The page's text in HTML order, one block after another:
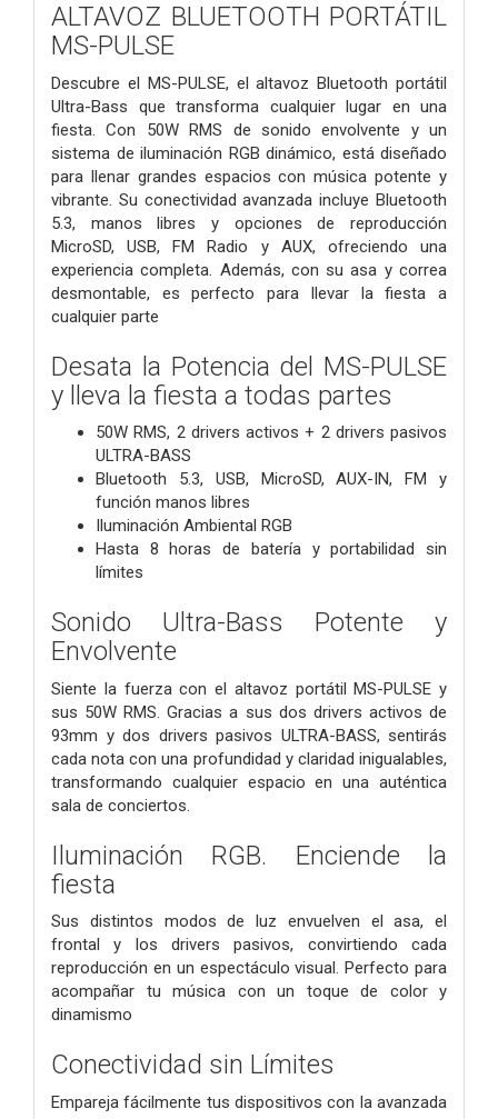
ALTAVOZ BLUETOOTH PORTÁTIL
MS-PULSE
Descubre el MS-PULSE, el altavoz Bluetooth portátil
Ultra-Bass que transforma cualquier lugar en una
fiesta. Con 50W RMS de sonido envolvente y un
sistema de iluminación RGB dinámico, está diseñado
para llenar grandes espacios con música potente y
vibrante. Su conectividad avanzada incluye Bluetooth
5.3, manos libres y opciones de reproducción
MicroSD, USB, FM Radio y AUX, ofreciendo una
experiencia completa. Además, con su asa y correa
desmontable, es perfecto para llevar la fiesta a
cualquier parte
Desata la Potencia del MS-PULSE
y lleva la fiesta a todas partes
50W RMS, 2 drivers activos + 2 drivers pasivos
ULTRA-BASS
Bluetooth 5.3, USB, MicroSD, AUX-IN, FM y
función manos libres
Iluminación Ambiental RGB
Hasta 8 horas de batería y portabilidad sin
límites
Sonido Ultra-Bass Potente y
Envolvente
Siente la fuerza con el altavoz portátil MS-PULSE y
sus 50W RMS. Gracias a sus dos drivers activos de
93mm y dos drivers pasivos ULTRA-BASS, sentirás
cada nota con una profundidad y claridad inigualables,
transformando cualquier espacio en una auténtica
sala de conciertos.
Iluminación RGB. Enciende la
fiesta
Sus distintos modos de luz envuelven el asa, el
frontal y los drivers pasivos, convirtiendo cada
reproducción en un espectáculo visual. Perfecto para
acompañar tu música con un toque de color y
dinamismo
Conectividad sin Límites
Empareja fácilmente tus dispositivos con la avanzada